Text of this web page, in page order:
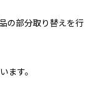
の部分取り替えを行
ます。